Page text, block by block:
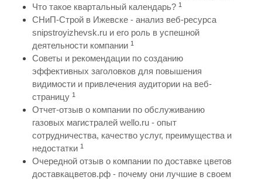
Что такое квартальный календарь? 1
СНиП-Строй в Ижевске - анализ веб-ресурса
snipstroyizhevsk.ru и его роль в успешной
деятельности компании 1
Советы и рекомендации по созданию
эффективных заголовков для повышения
видимости и привлечения аудитории на веб-
страницу 1
Отчет-отзыв о компании по обслуживанию
газовых магистралей wello.ru - опыт
сотрудничества, качество услуг, преимущества и
недостатки 1
Очередной отзыв о компании по доставке цветов
доставкацветов.рф - почему они лучшие в своем